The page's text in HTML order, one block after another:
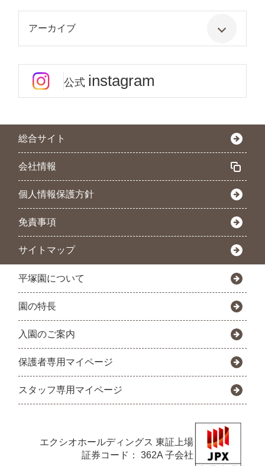
アーカイブ
公式 instagram
総合サイト
会社情報
個人情報保護方針
免責事項
サイトマップ
平塚園について
園の特長
入園のご案内
保護者専用マイページ
スタッフ専用マイページ
エクシオホールディングス 東証上場
証券コード： 362A 子会社